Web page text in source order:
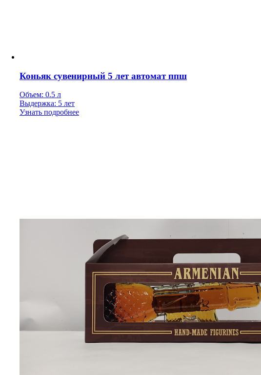
Коньяк сувенирный 5 лет автомат ппш
Объем: 0.5 л
Выдержка: 5 лет
Узнать подробнее